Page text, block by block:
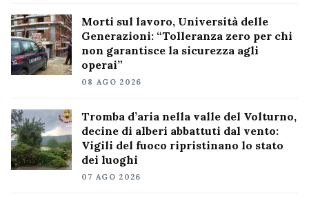
Morti sul lavoro, Università delle
Generazioni: “Tolleranza zero per chi
non garantisce la sicurezza agli
operai”
08 AGO 2026
Tromba d’aria nella valle del Volturno,
decine di alberi abbattuti dal vento:
Vigili del fuoco ripristinano lo stato
dei luoghi
07 AGO 2026